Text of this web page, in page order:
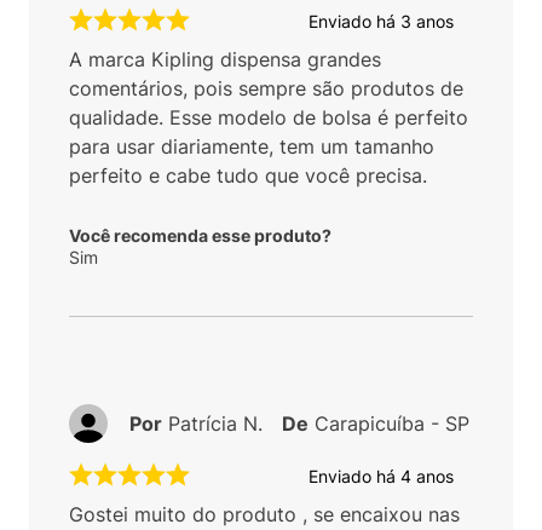
Enviado há 3 anos
A marca Kipling dispensa grandes
comentários, pois sempre são produtos de
qualidade. Esse modelo de bolsa é perfeito
para usar diariamente, tem um tamanho
perfeito e cabe tudo que você precisa.
Você recomenda esse produto?
Sim
Enviado há 4 anos
Gostei muito do produto , se encaixou nas
Por Patrícia N. De Carapicuíba - SP